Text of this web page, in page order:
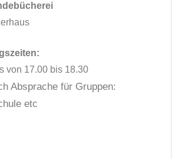
von 17.00 bis 18.30
Absprache für Gruppen:
etc